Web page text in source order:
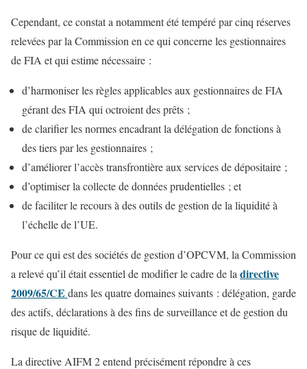
Cependant, ce constat a notamment été tempéré par cinq réserves
relevées par la Commission en ce qui concerne les gestionnaires
de FIA et qui estime nécessaire :
d’harmoniser les règles applicables aux gestionnaires de FIA
gérant des FIA qui octroient des prêts ;
de clarifier les normes encadrant la délégation de fonctions à
des tiers par les gestionnaires ;
d’améliorer l’accès transfrontière aux services de dépositaire ;
d’optimiser la collecte de données prudentielles ; et
de faciliter le recours à des outils de gestion de la liquidité à
l’échelle de l’UE.
Pour ce qui est des sociétés de gestion d’OPCVM, la Commission
a relevé qu’il était essentiel de modifier le cadre de la directive
2009/65/CE dans les quatre domaines suivants : délégation, garde
des actifs, déclarations à des fins de surveillance et de gestion du
risque de liquidité.
La directive AIFM 2 entend précisément répondre à ces